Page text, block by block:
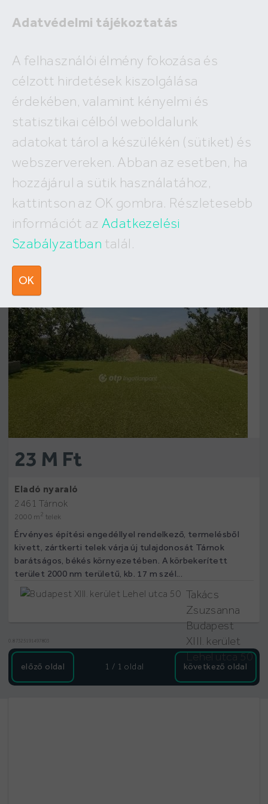
Adatvédelmi tájékoztatás
A felhasználói élmény fokozása és
célzott hirdetések kiszolgálása
érdekében, valamint kényelmi és
statisztikai célból weboldalunk
adatokat tárol a készülékén (sütiket) és
webszervereken. Abban az esetben, ha
hozzájárul a sütik használatához,
kattintson az OK gombra. Részletesebb
információt az Adatkezelési
Szabályzatban talál.
OK
Eladó
Kiadó
Tárnok ×
Budapest Megyék, városok
I. kerület
III. kerület
XI. kerület
XXII. kerület
IV. kerület
VI. kerület
VII. kerület
VIII. kerület
IX. kerület
X. kerület
XV. kerület
XVII. kerület
XVIII. kerület
XX. kerület
Keresés
Eladó Tárnoki nyaralók
találat, megjelenítve
5
23 M Ft
Eladó nyaraló
2461 Tárnok
2000 m 2 telek
Érvényes építési engedéllyel rendelkező, termelésből
kivett, zártkerti telek várja új tulajdonosát Tárnok
barátságos, békés környezetében. A körbekerített
terület 2000 nm területű, kb. 17 m szél...
Takács
Zsuzsanna
Budapest
XIII. kerület
Lehel utca 50
0.87325191497803
előző oldal 1 / 1 oldal következő oldal